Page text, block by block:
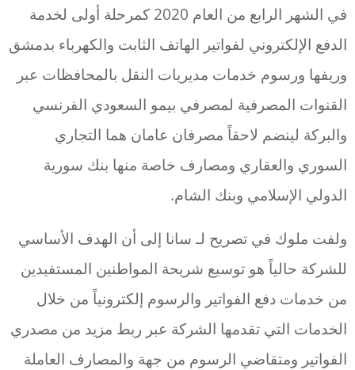
في الشهر الرابع من العام 2020 كمرحلة أولى لخدمة
الدفع الإلكتروني لفواتير الهاتف الثابت والكهرباء بدمشق
وريفها ورسوم خدمات مديريات النقل بالمحافظات عبر
القنوات المصرفية لمصرفي بيمو السعودي الفرنسي
والبركة لينضم لاحقاً مصرفان عامان هما التجاري
السوري والعقاري ومصارف خاصة منها بنك سورية
الدولي الإسلامي وبنك الشام.
ولفت ملوك في تصريح لـ سانا إلى أن الهدف الأساسي
للشركة حالياً هو توسيع شريحة المواطنين المستفيدين
من خدمات دفع الفواتير والرسوم إلكترونياً من خلال
الخدمات التي تقدمها الشركة عبر ربط مزيد من مصدري
الفواتير ومتقاضي الرسوم من جهة والمصارف العاملة